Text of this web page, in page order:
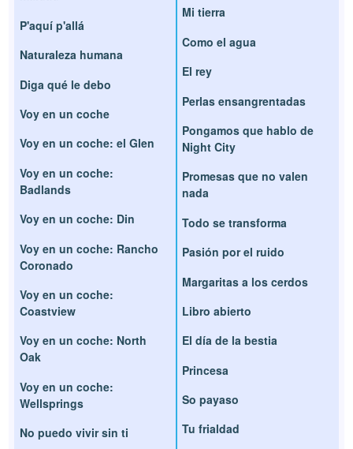
P'aquí p'allá
Naturaleza humana
Diga qué le debo
Voy en un coche
Voy en un coche: el Glen
Voy en un coche:
Badlands
Voy en un coche: Din
Voy en un coche: Rancho
Coronado
Voy en un coche:
Coastview
Voy en un coche: North
Oak
Voy en un coche:
Wellsprings
No puedo vivir sin ti
Mi tierra
Como el agua
El rey
Perlas ensangrentadas
Pongamos que hablo de
Night City
Promesas que no valen
nada
Todo se transforma
Pasión por el ruido
Margaritas a los cerdos
Libro abierto
El día de la bestia
Princesa
So payaso
Tu frialdad